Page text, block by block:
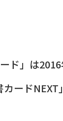
ド」は
ードNEXT